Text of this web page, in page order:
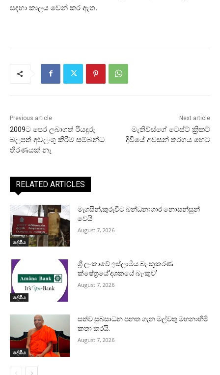
සඳහා කාලය වෙන් කර ඇත.
Previous article
2009ට පෙර ලබාගත් රියදුරු
බලපත් අවලංගු කිරීම සම්බන්ධ
තීරණයක් නෑ
Next article
මැතිව්ස්ගේ ටෙස්ට් ක්‍රිකට්
දිවියේ අවසන් තරගය හෙට
RELATED ARTICLES
දේශීය
මැගසින්,කුරුවිට බන්ධනාගාර නොසන්සුන්
වෙයි
August 7, 2026
දේශීය
ශ්‍රී ලංකාවේ ඉස්ලාමීය බැංකුකරණ
ක්ෂේත්‍රයේ‘දශකයේ බැංකුව’
August 7, 2026
දේශීය
සත්ව සුබසාධන පනත ගැන මල්වතු මහනාහිමි
කතා කරයි.
August 7, 2026